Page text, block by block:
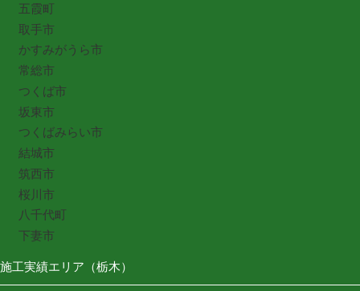
五霞町
取手市
かすみがうら市
常総市
つくば市
坂東市
つくばみらい市
結城市
筑西市
桜川市
八千代町
下妻市
施工実績エリア（栃木）